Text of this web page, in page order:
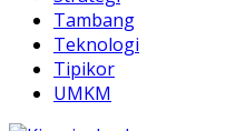
Tambang
Teknologi
Tipikor
UMKM